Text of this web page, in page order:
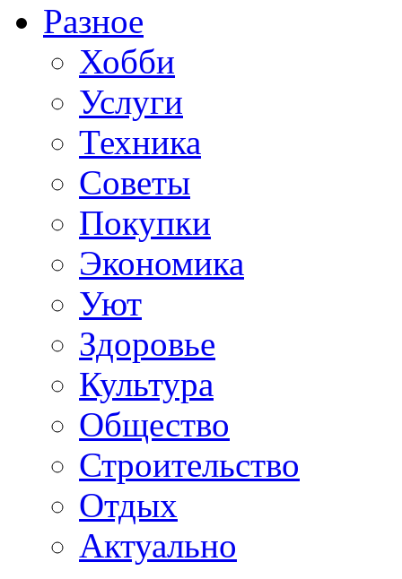
Разное
Хобби
Услуги
Техника
Советы
Покупки
Экономика
Уют
Здоровье
Культура
Общество
Строительство
Отдых
Актуально